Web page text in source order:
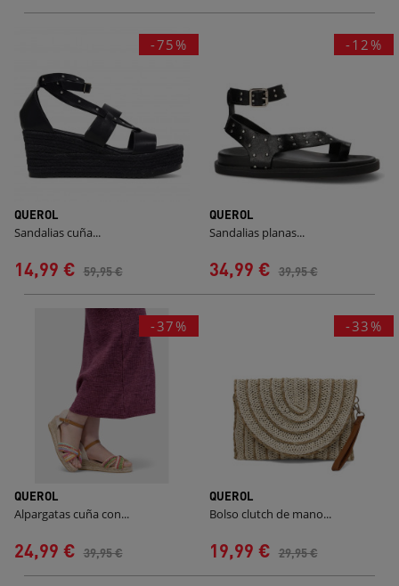
-75%
QUEROL
Sandalias cuña...
14,99 € 59,95 €
-12%
QUEROL
Sandalias planas...
34,99 € 39,95 €
-37%
QUEROL
Alpargatas cuña con...
24,99 € 39,95 €
-33%
QUEROL
Bolso clutch de mano...
19,99 € 29,95 €